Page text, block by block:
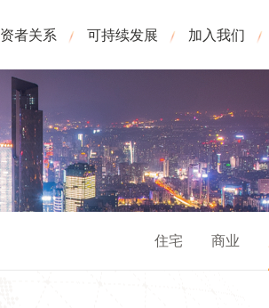
者关系 可持续发展 加入我们
住宅 商业